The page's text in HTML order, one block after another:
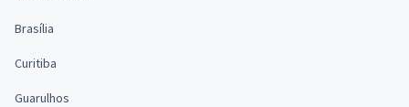
Brasília
Curitiba
Guarulhos